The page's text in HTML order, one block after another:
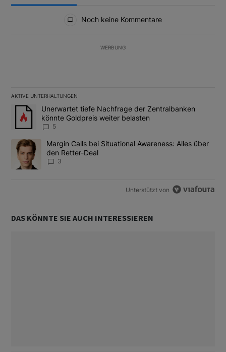
Noch keine Kommentare
WERBUNG
AKTIVE UNTERHALTUNGEN
Das Folgende ist eine Liste der am meisten kommentierten
Ein Trendartikel mit dem Titel "Unerwartet tiefe Nachfrage der
Unerwartet tiefe Nachfrage der Zentralbanken
könnte Goldpreis weiter belasten
5
Ein Trendartikel mit dem Titel "Margin Calls bei Situational
Margin Calls bei Situational Awareness: Alles über
den Retter-Deal
3
Unterstützt von
DAS KÖNNTE SIE AUCH INTERESSIEREN